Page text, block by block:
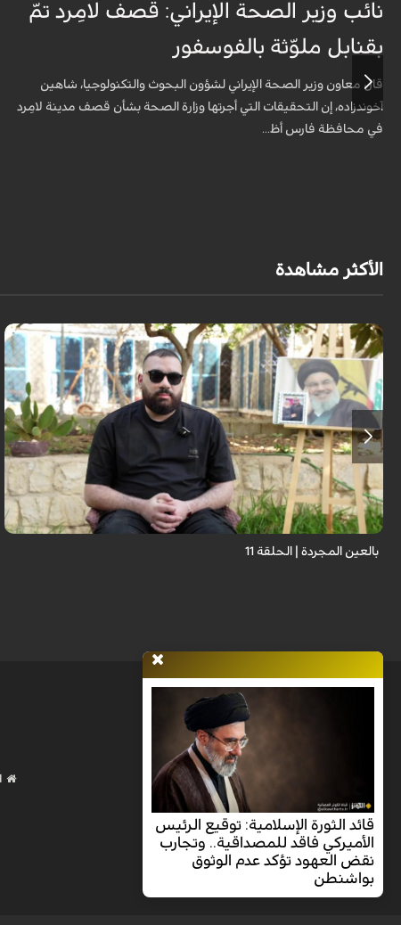
نائب وزير الصحة الإيراني: قصف لامِرد تمّ
بقنابل ملوّثة بالفوسفور
قال معاون وزير الصحة الإيراني لشؤون البحوث والتكنولوجيا، شاهين
آخوندزاده، إن التحقيقات التي أجرتها وزارة الصحة بشأن قصف مدينة لامِرد
في محافظة فارس أظ...
الأكثر مشاهدة
برنامج "بالعين المجردة" هو توثيق إنسانيٌّ شجاعٌ للحياة تحت وطأة الحرب، حيث
نستمع فيه إلى شهاداتٍ حيّةٍ لأشخاص عايشوا التفجيرات والدمار، فنرى بعيونهم
ت...
بالعين المجردة | الحلقة 11
قائد الثورة الإسلامية: توقيع الرئيس
الأميركي فاقد للمصداقية.. وتجارب
نقض العهود تؤكد عدم الوثوق
بواشنطن